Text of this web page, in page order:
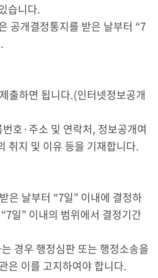
습니다.
공개결정통지를 받은 날부터 “7
출하면 됩니다.(인터넷정보공개
호·주소 및 연락처, 정보공개여
취지 및 이유 등을 기재합니다.
은 날부터 “7일” 이내에 결정하
일” 이내의 범위에서 결정기간
경우 행정심판 또는 행정소송을
은 이를 고지하여야 합니다.